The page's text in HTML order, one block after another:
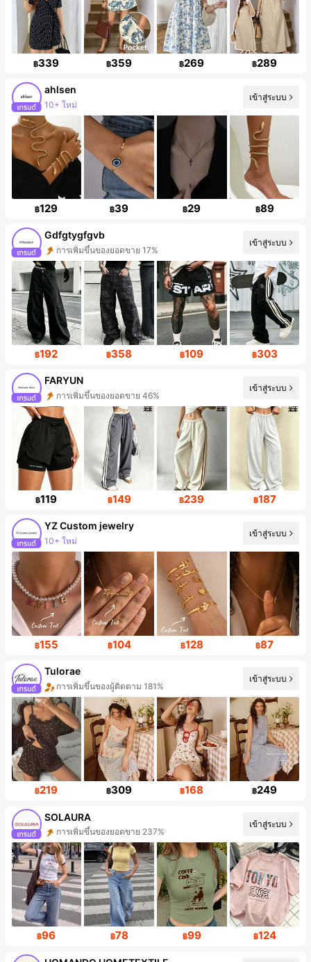
฿339 ฿359 ฿269 ฿289
ahlsen
การเพิ่มขึ้นของผู้ติดตาม 421%
เข้าสู่ระบบ
฿129 ฿39 ฿29 ฿89
Gdfgtygfgvb
การเพิ่มขึ้นของผู้ติดตาม 244%
เข้าสู่ระบบ
฿192 ฿358 ฿109 ฿303
FARYUN
การเพิ่มขึ้นของผู้ติดตาม 399%
เข้าสู่ระบบ
฿119 ฿149 ฿239 ฿187
YZ Custom jewelry
การเพิ่มขึ้นของผู้ติดตาม 107%
เข้าสู่ระบบ
฿155 ฿104 ฿128 ฿87
Tulorae
การเพิ่มขึ้นของยอดขาย 225%
เข้าสู่ระบบ
฿219 ฿309 ฿168 ฿249
SOLAURA
การเพิ่มขึ้นของผู้ติดตาม 160%
เข้าสู่ระบบ
฿96 ฿78 ฿99 ฿124